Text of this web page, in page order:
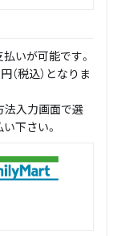
いが可能です。
税込）となりま
法入力画面で選
下さい。